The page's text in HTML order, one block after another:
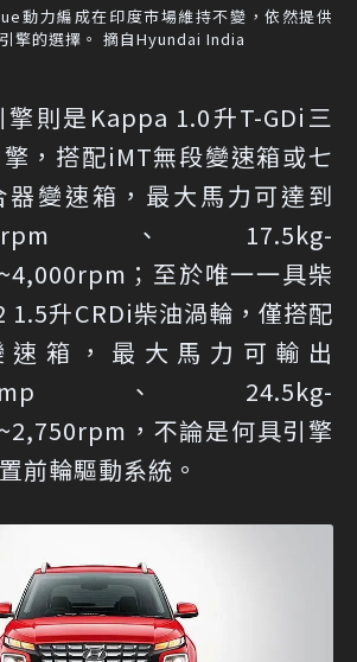
動力編成在印度市場維持不變，依然提供
擎的選擇。 摘自Hyundai India
則是Kappa 1.0升T-GDi三
，搭配iMT無段變速箱或七
器變速箱，最大馬力可達到
、17.5kg-
；至於唯一一具柴
1.5升CRDi柴油渦輪，僅搭配
速箱，最大馬力可輸出
、24.5kg-
，不論是何具引擎
前輪驅動系統。